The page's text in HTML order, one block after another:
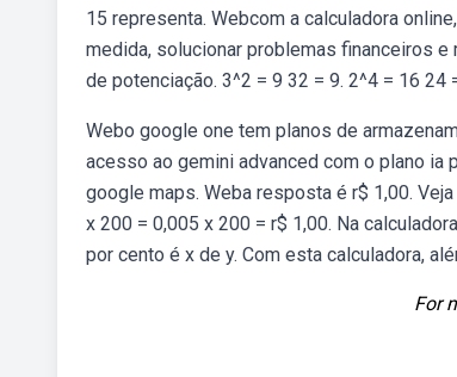
15 representa. Webcom a calculadora
medida, solucionar problemas financeiros
de potenciação. 3^2 = 9 32 = 9. 2^4 = 16 24
Webo google one tem planos de
acesso ao gemini advanced com o plano
google maps. Weba resposta é r$ 1,00.
x 200 = 0,005 x 200 = r$ 1,00. Na
por cento é x de y. Com esta calculadora,
For